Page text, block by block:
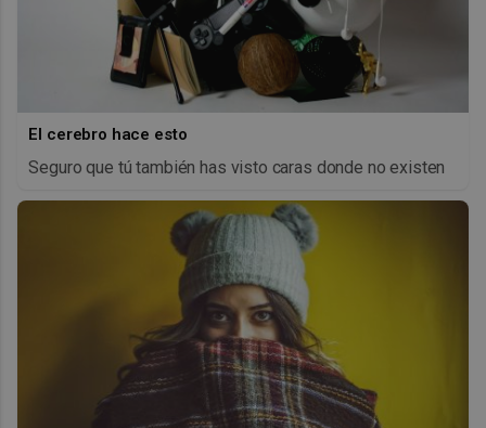
El cerebro hace esto
Seguro que tú también has visto caras donde no existen